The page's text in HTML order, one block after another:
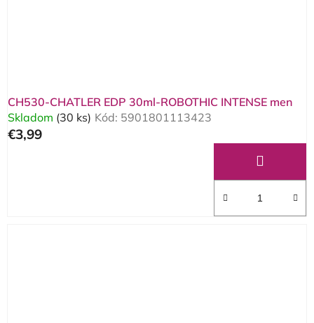
v
CH530-CHATLER EDP 30ml-ROBOTHIC INTENSE men
Skladom (30 ks) Kód: 5901801113423
€3,99